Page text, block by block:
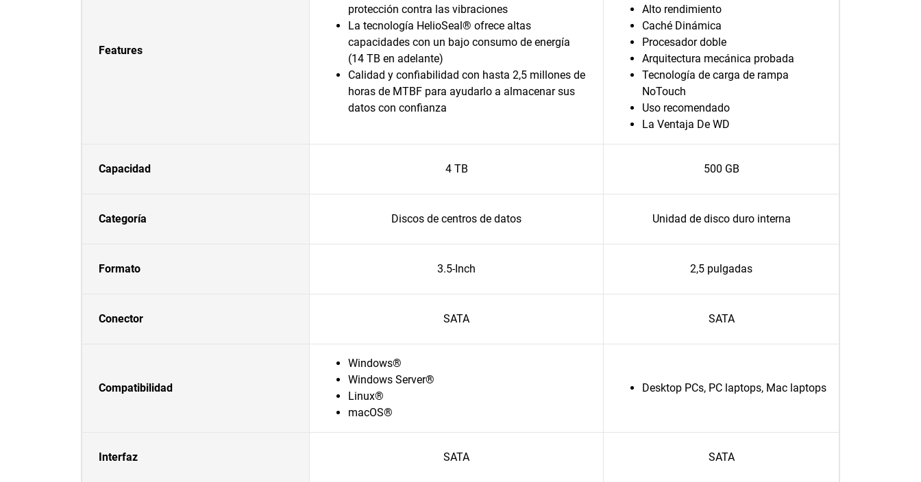
Features
protección contra las vibraciones
La tecnología HelioSeal® ofrece altas
capacidades con un bajo consumo de energía
(14 TB en adelante)
Calidad y confiabilidad con hasta 2,5 millones de
horas de MTBF para ayudarlo a almacenar sus
datos con confianza
Alto rendimiento
Caché Dinámica
Procesador doble
Arquitectura mecánica probada
Tecnología de carga de rampa
NoTouch
Uso recomendado
La Ventaja De WD
Capacidad 4 TB 500 GB
Categoría Discos de centros de datos Unidad de disco duro interna
Formato 3.5-Inch 2,5 pulgadas
Conector SATA SATA
Compatibilidad
Windows®
Windows Server®
Linux®
macOS®
Desktop PCs, PC laptops, Mac laptops
Interfaz SATA SATA